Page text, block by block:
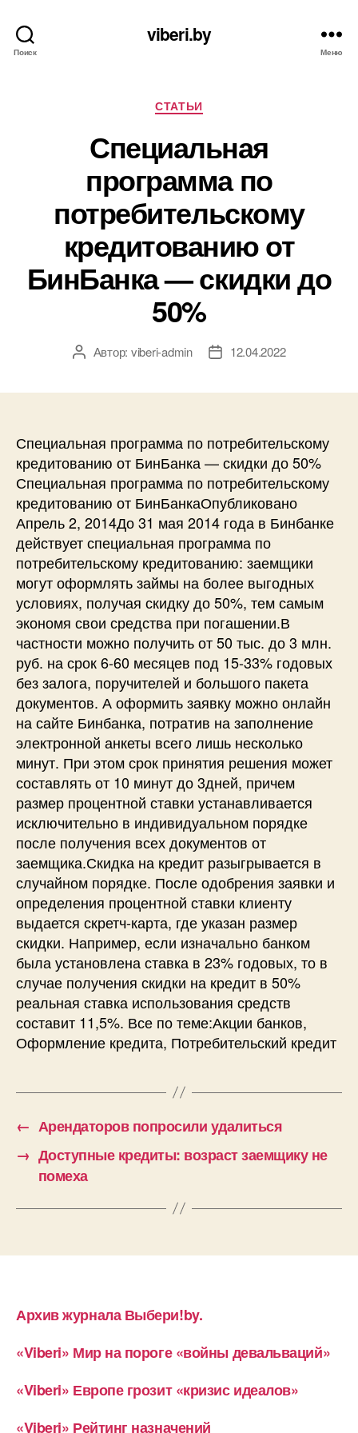
Поиск
viberi.by
Меню
Рубрики
СТАТЬИ
Специальная
программа по
потребительскому
кредитованию от
БинБанка — скидки до
50%
АвторАвтор: viberi-admin
Дата12.04.2022
Специальная программа по потребительскому
кредитованию от БинБанка — скидки до 50%
Специальная программа по потребительскому
кредитованию от БинБанкаОпубликовано
Апрель 2, 2014До 31 мая 2014 года в Бинбанке
действует специальная программа по
потребительскому кредитованию: заемщики
могут оформлять займы на более выгодных
условиях, получая скидку до 50%, тем самым
экономя свои средства при погашении.В
частности можно получить от 50 тыс. до 3 млн.
руб. на срок 6-60 месяцев под 15-33% годовых
без залога, поручителей и большого пакета
документов. А оформить заявку можно онлайн
на сайте Бинбанка, потратив на заполнение
электронной анкеты всего лишь несколько
минут. При этом срок принятия решения может
составлять от 10 минут до 3дней, причем
размер процентной ставки устанавливается
исключительно в индивидуальном порядке
после получения всех документов от
заемщика.Скидка на кредит разыгрывается в
случайном порядке. После одобрения заявки и
определения процентной ставки клиенту
выдается скретч-карта, где указан размер
скидки. Например, если изначально банком
была установлена ставка в 23% годовых, то в
случае получения скидки на кредит в 50%
реальная ставка использования средств
составит 11,5%. Все по теме:Акции банков,
Оформление кредита, Потребительский кредит
← Арендаторов попросили удалиться
→ Доступные кредиты: возраст заемщику не
помеха
Архив журнала Выбери!by.
«Viberi» Мир на пороге «войны девальваций»
«Viberi» Европе грозит «кризис идеалов»
«Viberi» Рейтинг назначений